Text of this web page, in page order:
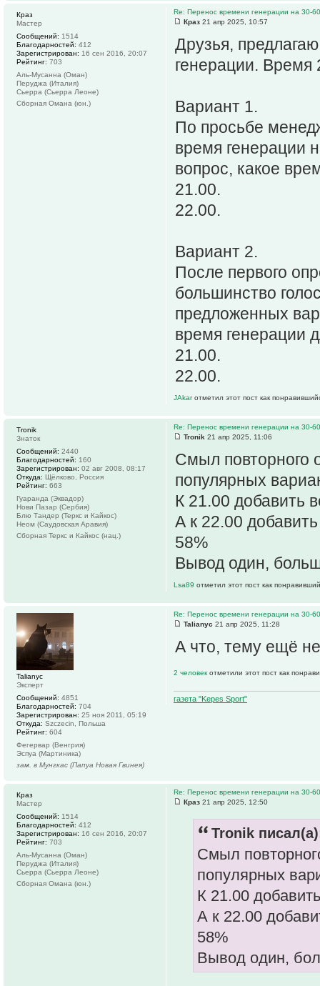
Re: Перенос времени генерации на 30-
Краз 21 апр 2025, 10:57
Друзья,
генерации.
Вариант 1.
По просьбе
время генерации
вопрос, какое
21.00.
22.00.
Вариант 2.
После первого
большинство
предложенных
время генерации
21.00.
22.00.
JAkarотметил этот пост как
Краз
Мастер
Сообщений: 1514
Благодарностей: 412
Зарегистрирован: 16 сен 2016, 20:07
Рейтинг: 703
Аль-Мусанна (Оман)
Перуджа (Италия)
Сьерра (Сьерра Леоне)
Сборная Омана (юн.)
Re: Перенос времени генерации на 30-
Tronik 21 апр 2025, 11:06
Смыл повторного
популярных
К 21.00 добавить
А к 22.00
58%
Вывод один,
Lsa89 отметил этот пост как
Tronik
Знаток
Сообщений: 2440
Благодарностей: 160
Зарегистрирован: 02 авг 2008, 08:17
Откуда: Щёлково, Россия
Рейтинг: 663
Гуаранда (Эквадор)
Нови Пазар (Сербия)
Блю Тандер (Теркс и Кайкос)
Неом (Саудовская Аравия)
Сборная Теркс и Кайкос (нац.)
Re: Перенос времени генерации на 30-
Talianyc 21 апр 2025, 11:28
А что, тему ещё
2 человек отметили этот пост как
газета "Kepes Sport"
Talianyc
Эксперт
Сообщений: 4851
Благодарностей: 704
Зарегистрирован: 25 ноя 2011, 05:19
Откуда: Szczecin, Польша
Рейтинг: 604
Фегервар (Венгрия)
Эспуа (Мартиника)
зам. в Мунгкас (Папуа Новая Гвинея)
Re: Перенос времени генерации на 30-
Краз 21 апр 2025, 12:50
Tronik
Смыл
популярных
К 21.00
А к 22.00
58%
Вывод один,
Краз
Мастер
Сообщений: 1514
Благодарностей: 412
Зарегистрирован: 16 сен 2016, 20:07
Рейтинг: 703
Аль-Мусанна (Оман)
Перуджа (Италия)
Сьерра (Сьерра Леоне)
Сборная Омана (юн.)